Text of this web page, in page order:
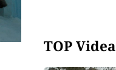
TOP Videa